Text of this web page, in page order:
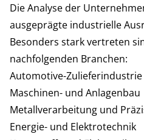
Die Analyse der
ausgeprägte industrielle
Besonders stark vertreten
nachfolgenden Branchen:
Automotive-Zulieferindustrie
Maschinen- und Anlagenbau
Metallverarbeitung und
Energie- und Elektrotechnik